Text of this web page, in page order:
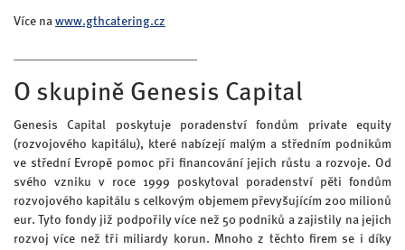
Více na www.gthcatering.cz
O skupině Genesis Capital
Genesis Capital poskytuje poradenství fondům private equity
(rozvojového kapitálu), které nabízejí malým a středním podnikům
ve střední Evropě pomoc při financování jejich růstu a rozvoje. Od
svého vzniku v roce 1999 poskytoval poradenství pěti fondům
rozvojového kapitálu s celkovým objemem převyšujícím 200 milionů
eur. Tyto fondy již podpořily více než 50 podniků a zajistily na jejich
rozvoj více než tři miliardy korun. Mnoho z těchto firem se i díky